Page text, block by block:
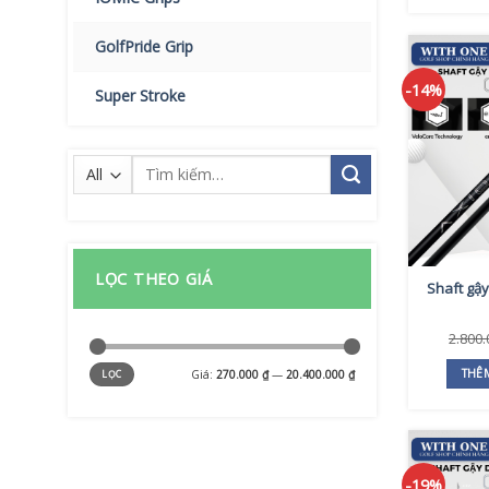
GolfPride Grip
Super Stroke
Tìm
kiếm:
LỌC THEO GIÁ
Giá
tối
thiểu
Giá
tối
đa
LỌC Giá: 270.000 ₫— 20.400.000 ₫
-14%
Shaft